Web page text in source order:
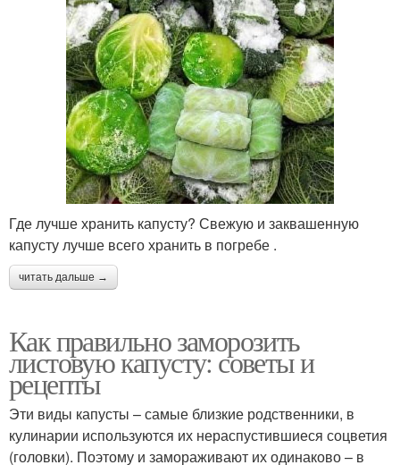
Где лучше хранить капусту? Свежую и заквашенную
капусту лучше всего хранить в погребе .
читать дальше →
Как правильно заморозить
листовую капусту: советы и
рецепты
Эти виды капусты – самые близкие родственники, в
кулинарии используются их нераспустившиеся соцветия
(головки). Поэтому и замораживают их одинаково – в